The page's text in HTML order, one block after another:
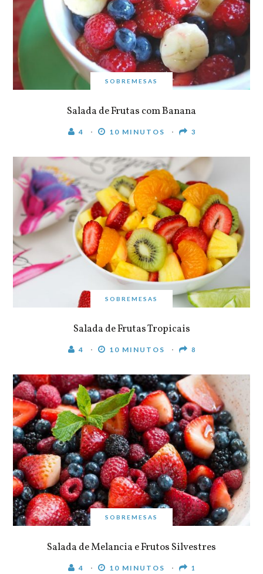
SOBREMESAS
Salada de Frutas com Banana
4 10 MINUTOS 3
SOBREMESAS
Salada de Frutas Tropicais
4 10 MINUTOS 8
SOBREMESAS
Salada de Melancia e Frutos Silvestres
4 10 MINUTOS 1